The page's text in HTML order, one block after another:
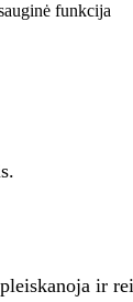
funkcija
ir